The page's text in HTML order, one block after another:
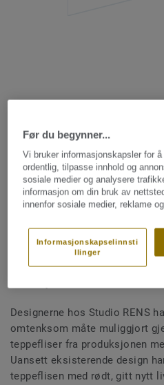
Redesign med
til
Kolleksjonen er tilgjengelig i
farger hvor alle gir mulighet til
Designerne hos Studio RENS
omtenksom måte muliggjort
teppefliser fra produksjonen
Uansett eksisterende design
teppeflisen med rødt, gitt nytt
Før du begynner...
Vi bruker informasjonskapsler for
ordentlig, tilpasse innhold og
sosiale medier og analysere
informasjon om din bruk av
innenfor sosiale medier, reklame
Informasjonskapselinnsti
llinger